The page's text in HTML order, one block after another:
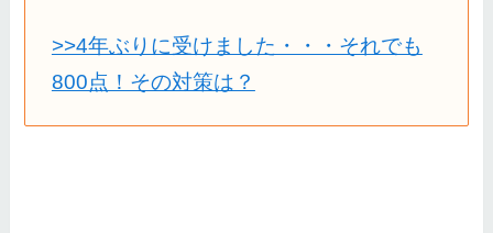
>>4年ぶりに受けました・・・それでも
800点！その対策は？